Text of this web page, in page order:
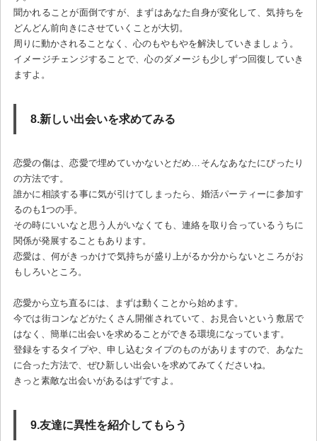
聞かれることが面倒ですが、まずはあなた自身が変化して、気持ちを
どんどん前向きにさせていくことが大切。
周りに動かされることなく、心のもやもやを解決していきましょう。
イメージチェンジすることで、心のダメージも少しずつ回復していき
ますよ。
8.新しい出会いを求めてみる
恋愛の傷は、恋愛で埋めていかないとだめ…そんなあなたにぴったり
の方法です。
誰かに相談する事に気が引けてしまったら、婚活パーティーに参加す
るのも1つの手。
その時にいいなと思う人がいなくても、連絡を取り合っているうちに
関係が発展することもあります。
恋愛は、何がきっかけで気持ちが盛り上がるか分からないところがお
もしろいところ。
恋愛から立ち直るには、まずは動くことから始めます。
今では街コンなどがたくさん開催されていて、お見合いという敷居で
はなく、簡単に出会いを求めることができる環境になっています。
登録をするタイプや、申し込むタイプのものがありますので、あなた
に合った方法で、ぜひ新しい出会いを求めてみてくださいね。
きっと素敵な出会いがあるはずですよ。
9.友達に異性を紹介してもらう